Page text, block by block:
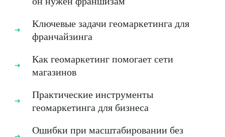
Ключевые задачи геомаркетинга для
франчайзинга
Как геомаркетинг помогает сети
магазинов
Практические инструменты
геомаркетинга для бизнеса
Ошибки при масштабировании без